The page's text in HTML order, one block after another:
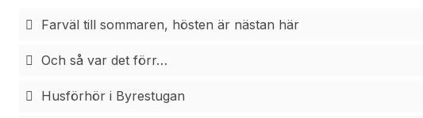
Farväl till sommaren, hösten är nästan här
Och så var det förr…
Husförhör i Byrestugan